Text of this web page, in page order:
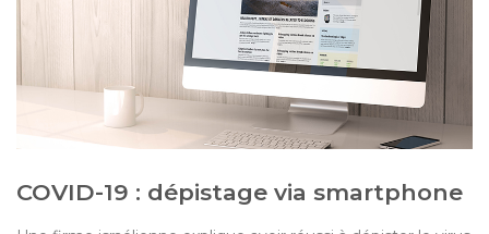
COVID-19 : dépistage via smartphone